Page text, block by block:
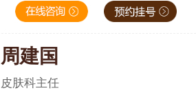
周建国
皮肤科主任